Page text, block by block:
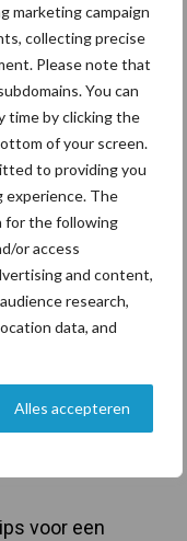
marketing campaign
collecting precise
Please note that
You can
time by clicking the
of your screen.
to providing you
experience. The
for the following
or access
and content,
research,
data, and
Alles accepteren
nieuws
blijft grillig:
houden
vaak
voor
en
voor een